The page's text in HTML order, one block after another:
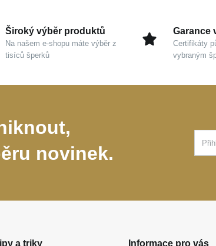
Široký výběr produktů
Na našem e-shopu máte výběr z
tisíců šperků
Garance
Certifikáty
vybraným
novinek.
a triky Informace pro vás